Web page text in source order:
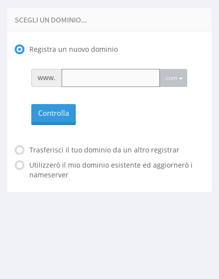
SCEGLI UN DOMINIO...
Registra un nuovo dominio
www. .com
Controlla
Trasferisci il tuo dominio da un altro registrar
Utilizzerò il mio dominio esistente ed aggiornerò i
nameserver